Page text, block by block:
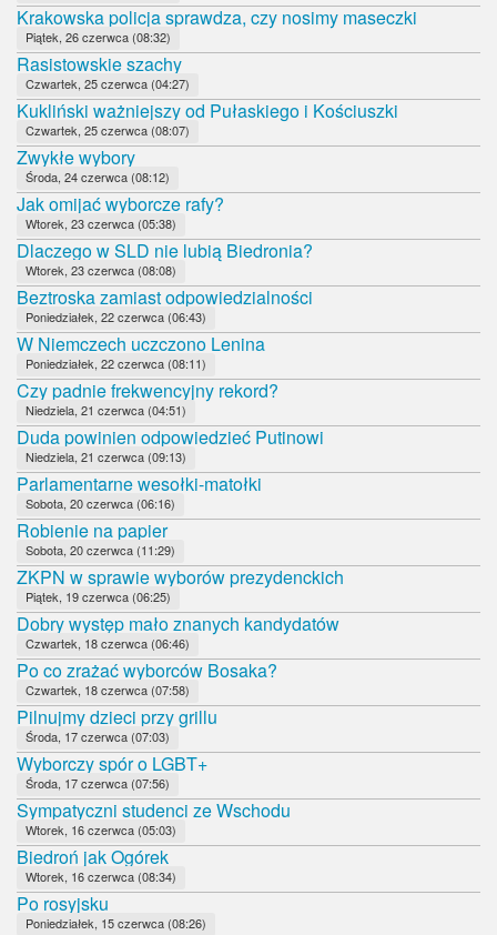
Krakowska policja sprawdza, czy nosimy maseczki
Piątek, 26 czerwca (08:32)
Rasistowskie szachy
Czwartek, 25 czerwca (04:27)
Kukliński ważniejszy od Pułaskiego i Kościuszki
Czwartek, 25 czerwca (08:07)
Zwykłe wybory
Środa, 24 czerwca (08:12)
Jak omijać wyborcze rafy?
Wtorek, 23 czerwca (05:38)
Dlaczego w SLD nie lubią Biedronia?
Wtorek, 23 czerwca (08:08)
Beztroska zamiast odpowiedzialności
Poniedziałek, 22 czerwca (06:43)
W Niemczech uczczono Lenina
Poniedziałek, 22 czerwca (08:11)
Czy padnie frekwencyjny rekord?
Niedziela, 21 czerwca (04:51)
Duda powinien odpowiedzieć Putinowi
Niedziela, 21 czerwca (09:13)
Parlamentarne wesołki-matołki
Sobota, 20 czerwca (06:16)
Robienie na papier
Sobota, 20 czerwca (11:29)
ZKPN w sprawie wyborów prezydenckich
Piątek, 19 czerwca (06:25)
Dobry występ mało znanych kandydatów
Czwartek, 18 czerwca (06:46)
Po co zrażać wyborców Bosaka?
Czwartek, 18 czerwca (07:58)
Pilnujmy dzieci przy grillu
Środa, 17 czerwca (07:03)
Wyborczy spór o LGBT+
Środa, 17 czerwca (07:56)
Sympatyczni studenci ze Wschodu
Wtorek, 16 czerwca (05:03)
Biedroń jak Ogórek
Wtorek, 16 czerwca (08:34)
Po rosyjsku
Poniedziałek, 15 czerwca (08:26)